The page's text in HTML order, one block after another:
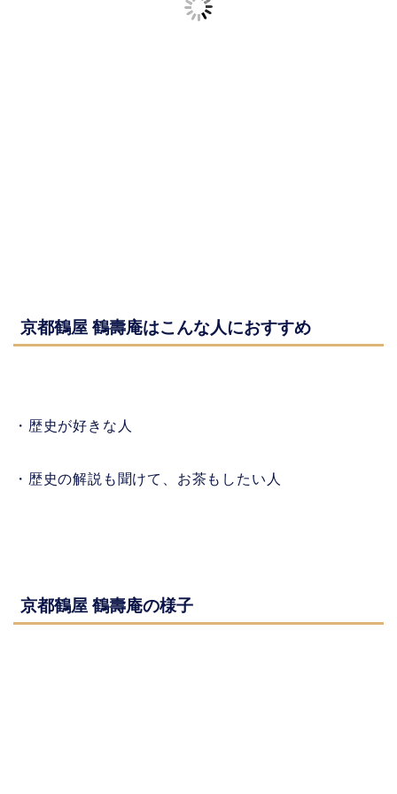
京都鶴屋 鶴壽庵はこんな人におすすめ
・歴史が好きな人
・歴史の解説も聞けて、お茶もしたい人
京都鶴屋 鶴壽庵の様子